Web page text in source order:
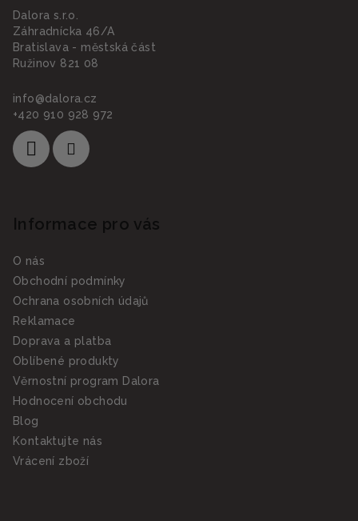
Dalora s.r.o.
Záhradnícka 46/A
Bratislava - městská část
Ružinov 821 08
info@dalora.cz
+420 910 928 972
Informace pro vás
O nás
Obchodní podmínky
Ochrana osobních údajů
Reklamace
Doprava a platba
Oblíbené produkty
Věrnostní program Dalora
Hodnocení obchodu
Blog
Kontaktujte nás
Vrácení zboží